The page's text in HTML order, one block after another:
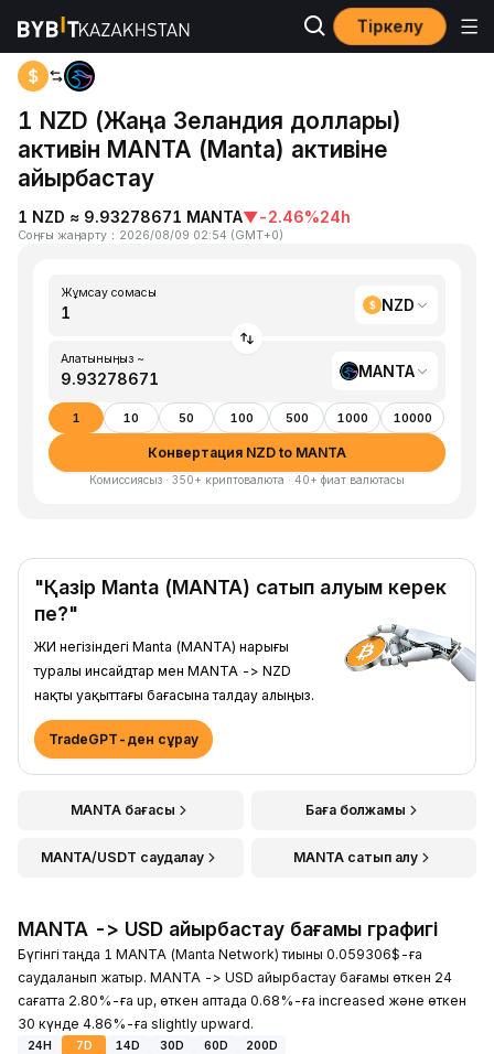
Тіркелу
Басты бет NZD to MANTA
1 NZD (Жаңа Зеландия доллары)
активін MANTA (Manta) активіне
айырбастау
1 NZD ≈ 9.93278671 MANTA▼-2.46%24h
Соңғы жаңарту ： 2026/08/09 02:54 (GMT+0)
Жұмсау сомасы
NZD
Алатыныңыз ~
MANTA
1 10 50 100 500 1000 10000
Конвертация NZD to MANTA
Комиссиясыз · 350+ криптовалюта · 40+ фиат валютасы
"Қазір Manta (MANTA) сатып алуым керек
пе?"
ЖИ негізіндегі Manta (MANTA) нарығы
туралы инсайдтар мен MANTA -> NZD
нақты уақыттағы бағасына талдау алыңыз.
TradeGPT-ден сұрау
MANTA бағасы Баға болжамы
MANTA/USDT саудалау MANTA сатып алу
MANTA -> USD айырбастау бағамы графигі
Бүгінгі таңда 1 MANTA (Manta Network) тиыны 0.059306$-ға
саудаланып жатыр. MANTA -> USD айырбастау бағамы өткен 24
сағатта 2.80%-ға up, өткен аптада 0.68%-ға increased және өткен
30 күнде 4.86%-ға slightly upward.
24H 7D 14D 30D 60D
200D